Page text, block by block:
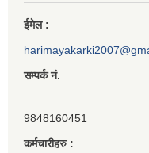
ईमेल :
सम्पर्क नं.
9848160451
कर्मचारीहरु :